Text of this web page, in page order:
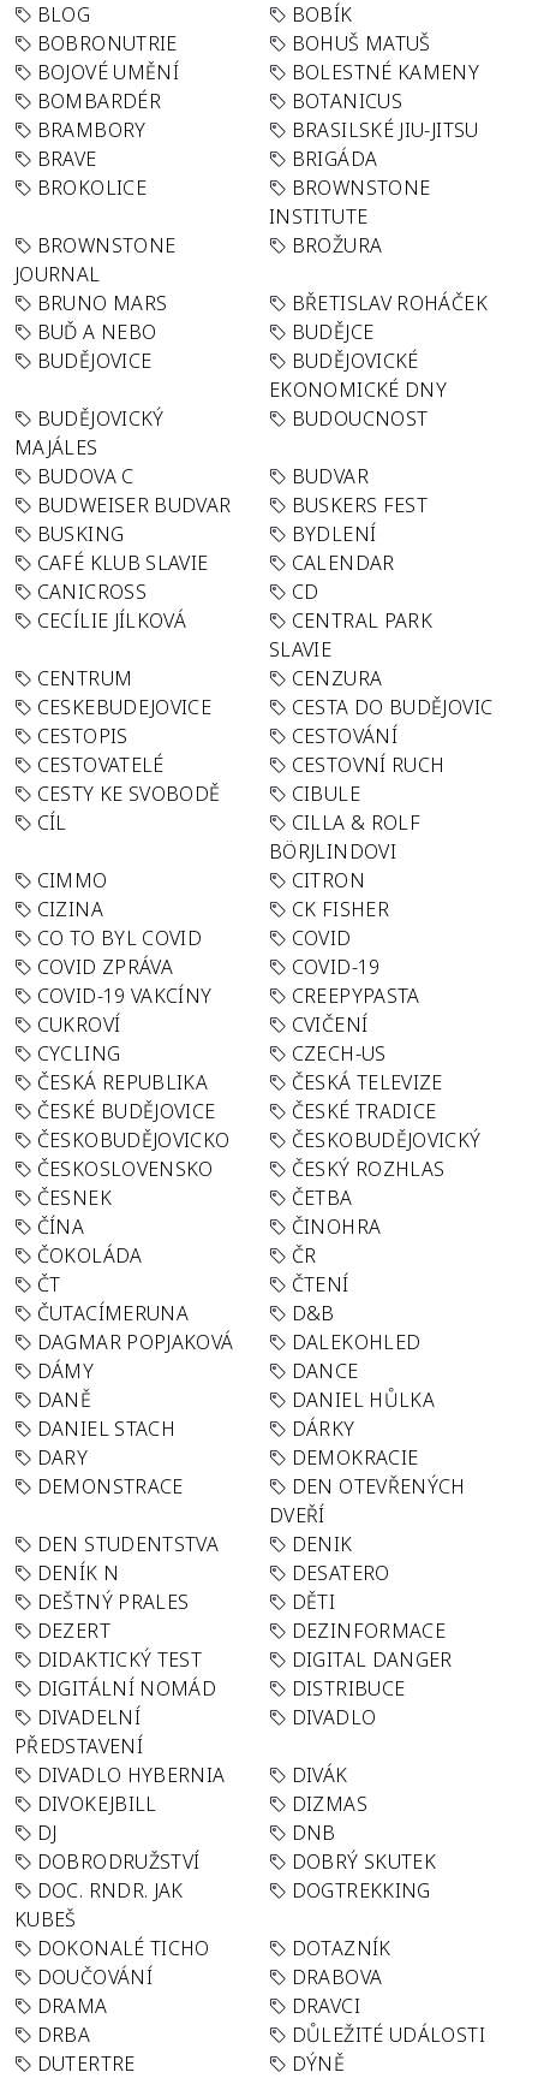
BLOG
BOBÍK
BOBRONUTRIE
BOHUŠ MATUŠ
BOJOVÉ UMĚNÍ
BOLESTNÉ KAMENY
BOMBARDÉR
BOTANICUS
BRAMBORY
BRASILSKÉ JIU-JITSU
BRAVE
BRIGÁDA
BROKOLICE
BROWNSTONE
INSTITUTE
BROWNSTONE
JOURNAL
BROŽURA
BRUNO MARS
BŘETISLAV ROHÁČEK
BUĎ A NEBO
BUDĚJCE
BUDĚJOVICE
BUDĚJOVICKÉ
EKONOMICKÉ DNY
BUDĚJOVICKÝ
MAJÁLES
BUDOUCNOST
BUDOVA C
BUDVAR
BUDWEISER BUDVAR
BUSKERS FEST
BUSKING
BYDLENÍ
CAFÉ KLUB SLAVIE
CALENDAR
CANICROSS
CD
CECÍLIE JÍLKOVÁ
CENTRAL PARK
SLAVIE
CENTRUM
CENZURA
CESKEBUDEJOVICE
CESTA DO BUDĚJOVIC
CESTOPIS
CESTOVÁNÍ
CESTOVATELÉ
CESTOVNÍ RUCH
CESTY KE SVOBODĚ
CIBULE
CÍL
CILLA & ROLF
BÖRJLINDOVI
CIMMO
CITRON
CIZINA
CK FISHER
CO TO BYL COVID
COVID
COVID ZPRÁVA
COVID-19
COVID-19 VAKCÍNY
CREEPYPASTA
CUKROVÍ
CVIČENÍ
CYCLING
CZECH-US
ČESKÁ REPUBLIKA
ČESKÁ TELEVIZE
ČESKÉ BUDĚJOVICE
ČESKÉ TRADICE
ČESKOBUDĚJOVICKO
ČESKOBUDĚJOVICKÝ
ČESKOSLOVENSKO
ČESKÝ ROZHLAS
ČESNEK
ČETBA
ČÍNA
ČINOHRA
ČOKOLÁDA
ČR
ČT
ČTENÍ
ČUTACÍMERUNA
D&B
DAGMAR POPJAKOVÁ
DALEKOHLED
DÁMY
DANCE
DANĚ
DANIEL HŮLKA
DANIEL STACH
DÁRKY
DARY
DEMOKRACIE
DEMONSTRACE
DEN OTEVŘENÝCH
DVEŘÍ
DEN STUDENTSTVA
DENIK
DENÍK N
DESATERO
DEŠTNÝ PRALES
DĚTI
DEZERT
DEZINFORMACE
DIDAKTICKÝ TEST
DIGITAL DANGER
DIGITÁLNÍ NOMÁD
DISTRIBUCE
DIVADELNÍ
PŘEDSTAVENÍ
DIVADLO
DIVADLO HYBERNIA
DIVÁK
DIVOKEJBILL
DIZMAS
DJ
DNB
DOBRODRUŽSTVÍ
DOBRÝ SKUTEK
DOC. RNDR. JAK
KUBEŠ
DOGTREKKING
DOKONALÉ TICHO
DOTAZNÍK
DOUČOVÁNÍ
DRABOVA
DRAMA
DRAVCI
DRBA
DŮLEŽITÉ UDÁLOSTI
DUTERTRE
DÝNĚ